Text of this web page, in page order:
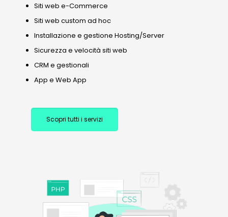
Siti web e-Commerce
Siti web custom ad hoc
Installazione e gestione Hosting/Server
Sicurezza e velocità siti web
CRM e gestionali
App e Web App
Scopri tutti i servizi